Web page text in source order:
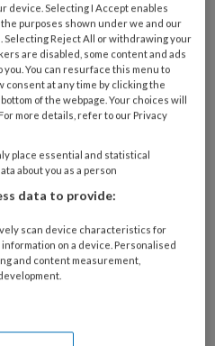
de
nieuwsbrief
het
device. Selecting I Accept enables
purposes shown under we and our
Selecting Reject All or withdrawing your
are disabled, some content and ads
you. You can resurface this menu to
at any time by clicking the
of the webpage. Your choices will
more details, refer to our Privacy
place essential and statistical
about you as a person
data to provide:
scan device characteristics for
on a device. Personalised
and content measurement,